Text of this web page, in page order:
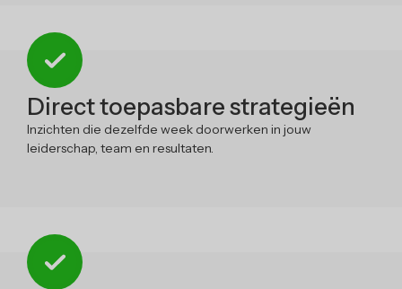
Direct toepasbare strategieën
Inzichten die dezelfde week doorwerken in jouw
leiderschap, team en resultaten.